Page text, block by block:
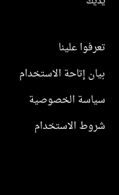
تعرفوا علينا
بيان إتاحة الاستخدام
سياسة الخصوصية
شروط الاستخدام